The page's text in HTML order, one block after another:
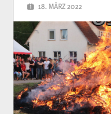
18. MÄRZ 2022